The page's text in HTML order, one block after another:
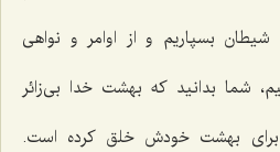
بسپاریم و از اوامر و نواهی
شما بدانید که بهشت خدا بی‌زائر
برای بهشت خودش خلق کرده است.